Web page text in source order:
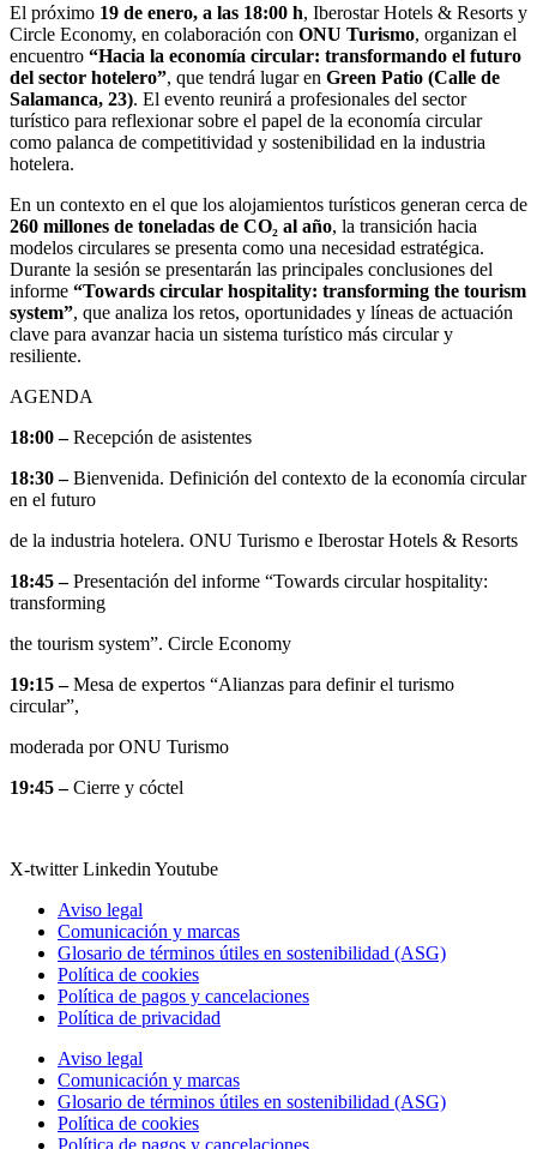
El próximo 19 de enero, a las 18:00 h, Iberostar Hotels & Resorts y
Circle Economy, en colaboración con ONU Turismo, organizan el
encuentro “Hacia la economía circular: transformando el futuro
del sector hotelero”, que tendrá lugar en Green Patio (Calle de
Salamanca, 23). El evento reunirá a profesionales del sector
turístico para reflexionar sobre el papel de la economía circular
como palanca de competitividad y sostenibilidad en la industria
hotelera.
En un contexto en el que los alojamientos turísticos generan cerca de
260 millones de toneladas de CO₂ al año, la transición hacia
modelos circulares se presenta como una necesidad estratégica.
Durante la sesión se presentarán las principales conclusiones del
informe “Towards circular hospitality: transforming the tourism
system”, que analiza los retos, oportunidades y líneas de actuación
clave para avanzar hacia un sistema turístico más circular y
resiliente.
AGENDA
18:00 –Recepción de asistentes
18:30 –Bienvenida. Definición del contexto de la economía circular
en el futuro
de la industria hotelera. ONU Turismo e Iberostar Hotels & Resorts
18:45 –Presentación del informe “Towards circular hospitality:
transforming
the tourism system”. Circle Economy
19:15 –Mesa de expertos “Alianzas para definir el turismo
circular”,
moderada por ONU Turismo
19:45 –Cierre y cóctel
X-twitter Linkedin Youtube
Aviso legal
Comunicación y marcas
Glosario de términos útiles en sostenibilidad (ASG)
Política de cookies
Política de pagos y cancelaciones
Política de privacidad
Aviso legal
Comunicación y marcas
Glosario de términos útiles en sostenibilidad (ASG)
Política de cookies
Política de pagos y cancelaciones